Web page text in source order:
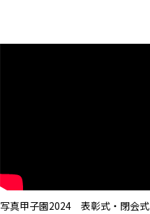
写真甲子園2024 表彰式・閉会式